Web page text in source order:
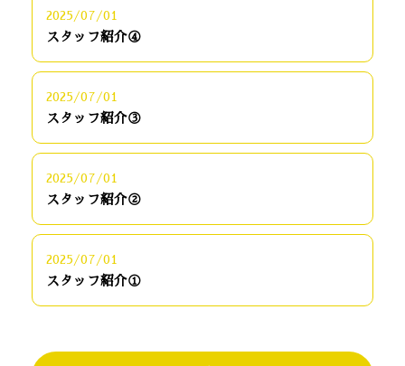
2025/07/01
スタッフ紹介④
2025/07/01
スタッフ紹介③
2025/07/01
スタッフ紹介②
2025/07/01
スタッフ紹介①